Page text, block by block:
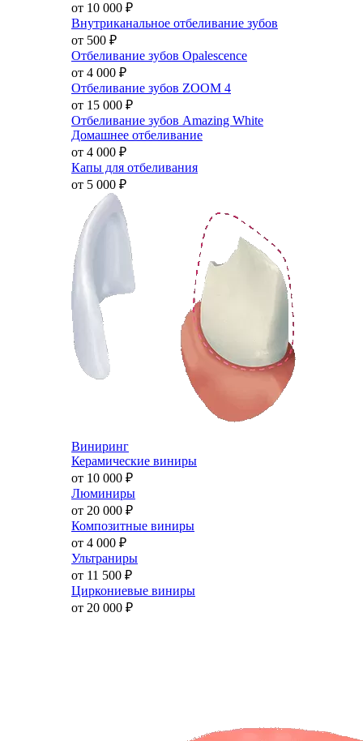
от 10 000 ₽
Внутриканальное отбеливание зубов
от 500 ₽
Отбеливание зубов Opalescence
от 4 000 ₽
Отбеливание зубов ZOOM 4
от 15 000 ₽
Отбеливание зубов Amazing White
Домашнее отбеливание
от 4 000 ₽
Капы для отбеливания
от 5 000 ₽
Виниринг
Керамические виниры
от 10 000 ₽
Люминиры
от 20 000 ₽
Композитные виниры
от 4 000 ₽
Ультраниры
от 11 500 ₽
Циркониевые виниры
от 20 000 ₽